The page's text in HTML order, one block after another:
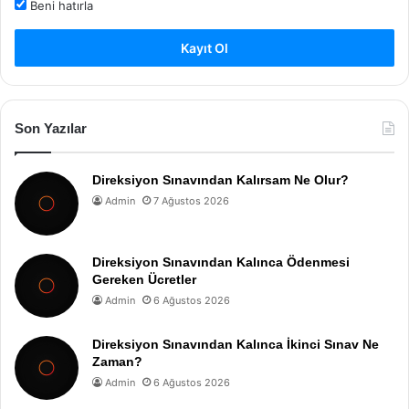
Beni hatırla
Kayıt Ol
Son Yazılar
Direksiyon Sınavından Kalırsam Ne Olur?
Admin 7 Ağustos 2026
Direksiyon Sınavından Kalınca Ödenmesi
Gereken Ücretler
Admin 6 Ağustos 2026
Direksiyon Sınavından Kalınca İkinci Sınav Ne
Zaman?
Admin 6 Ağustos 2026